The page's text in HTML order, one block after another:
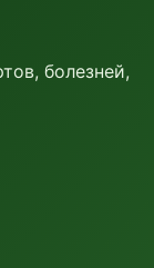
болезней,